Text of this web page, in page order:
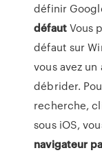
définir
défautVous
défaut sur
vous avez
débrider.
recherche,
sous iOS,
navigateur